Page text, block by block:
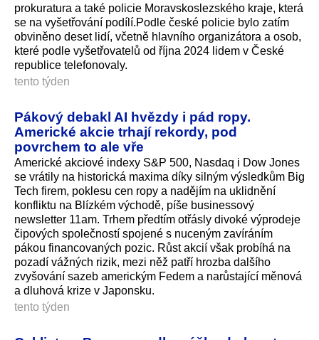
prokuratura a také policie Moravskoslezského kraje, která
se na vyšetřování podílí.Podle české policie bylo zatím
obviněno deset lidí, včetně hlavního organizátora a osob,
které podle vyšetřovatelů od října 2024 lidem v České
republice telefonovaly.
tento týden
Pákový debakl AI hvězdy i pád ropy.
Americké akcie trhají rekordy, pod
povrchem to ale vře
Americké akciové indexy S&P 500, Nasdaq i Dow Jones
se vrátily na historická maxima díky silným výsledkům Big
Tech firem, poklesu cen ropy a nadějím na uklidnění
konfliktu na Blízkém východě, píše businessový
newsletter 11am. Trhem předtím otřásly divoké výprodeje
čipových společností spojené s nuceným zavíráním
pákou financovaných po­zic. Růst akcií však probíhá na
pozadí vážných rizik, mezi něž patří hrozba dalšího
zvyšování sazeb americkým Fedem a narůstající měnová
a dluhová krize v Japonsku.
tento týden